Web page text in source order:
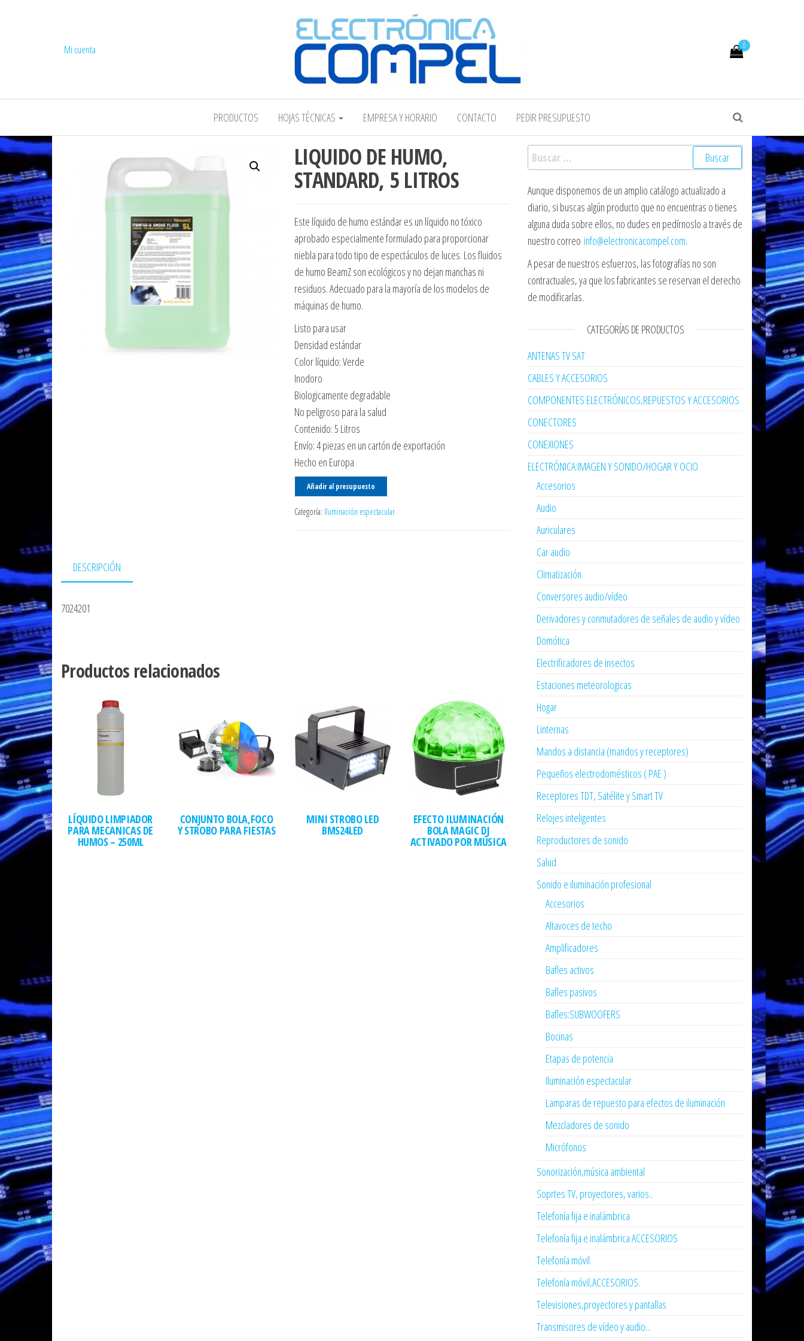
COMPEL Electrónica COMPEL
0
Mi cuenta
PRODUCTOS HOJAS TÉCNICAS EMPRESA Y HORARIO CONTACTO PEDIR PRESUPUESTO
LIQUIDO DE HUMO,
STANDARD, 5 LITROS
Este líquido de humo estándar es un líquido no tóxico
aprobado especialmente formulado para proporcionar
niebla para todo tipo de espectáculos de luces. Los fluidos
de humo BeamZ son ecológicos y no dejan manchas ni
residuos. Adecuado para la mayoría de los modelos de
máquinas de humo.
Listo para usar
Densidad estándar
Color líquido: Verde
Inodoro
Biologicamente degradable
No peligroso para la salud
Contenido: 5 Litros
Envío: 4 piezas en un cartón de exportación
Hecho en Europa
Añadir al presupuesto
Categoría: Iluminación espectacular
DESCRIPCIÓN
7024201
Productos relacionados
LÍQUIDO LIMPIADOR
PARA MECANICAS DE
HUMOS – 250ML
CONJUNTO BOLA,FOCO
Y STROBO PARA FIESTAS
MINI STROBO LED
BMS24LED
EFECTO ILUMINACIÓN
BOLA MAGIC DJ
ACTIVADO POR MÚSICA
Buscar:
Aunque disponemos de un amplio catálogo actualizado a
diario, si buscas algún producto que no encuentras o tienes
alguna duda sobre ellos, no dudes en pedírnoslo a través de
nuestro correo info@electronicacompel.com.
A pesar de nuestros esfuerzos, las fotografías no son
contractuales, ya que los fabricantes se reservan el derecho
de modificarlas.
CATEGORÍAS DE PRODUCTOS
ANTENAS TV SAT
CABLES Y ACCESORIOS
COMPONENTES ELECTRÓNICOS,REPUESTOS Y ACCESORIOS
CONECTORES
CONEXIONES
ELECTRÓNICA:IMAGEN Y SONIDO/HOGAR Y OCIO
Accesorios
Audio
Auriculares
Car audio
Climatización
Conversores audio/vídeo
Derivadores y conmutadores de señales de audio y vídeo
Domótica
Electrificadores de insectos
Estaciones meteorologicas
Hogar
Linternas
Mandos a distancia (mandos y receptores)
Pequeños electrodomésticos ( PAE )
Receptores TDT, Satélite y Smart TV
Relojes inteligentes
Reproductores de sonido
Salud
Sonido e iluminación profesional
Accesorios
Altavoces de techo
Amplificadores
Bafles activos
Bafles pasivos
Bafles:SUBWOOFERS
Bocinas
Etapas de potencia
Iluminación espectacular
Lamparas de repuesto para efectos de iluminación
Mezcladores de sonido
Micrófonos
Sonorización,música ambiental
Soprtes TV, proyectores, varios..
Telefonía fija e inalámbrica
Telefonía fija e inalámbrica ACCESORIOS
Telefonía móvil
Telefonía móvil,ACCESORIOS.
Televisiones,proyectores y pantallas
Transmisores de vídeo y audio...